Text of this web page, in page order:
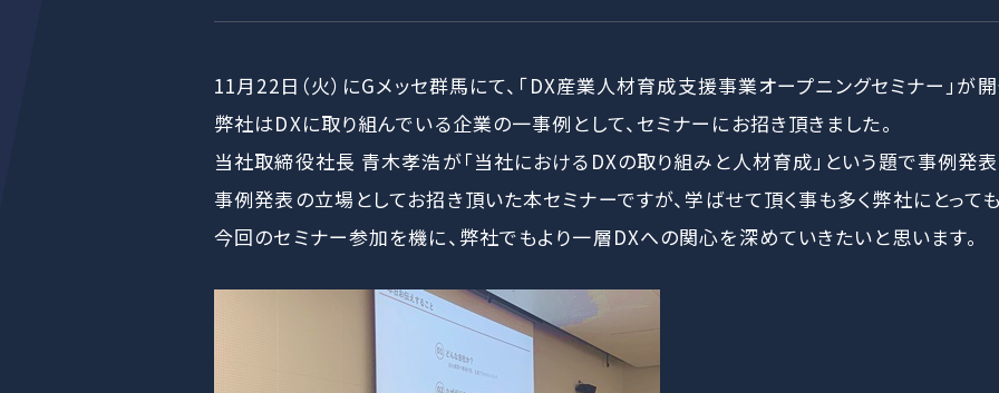
11月22日（火）にGメッセ群馬にて、「DX産業人材育成支援事業オープニングセミナー」が
弊社はDXに取り組んでいる企業の一事例として、セミナーにお招き頂きました。
当社取締役社長 青木孝浩が「当社におけるDXの取り組みと人材育成」という題で事例発表
事例発表の立場としてお招き頂いた本セミナーですが、学ばせて頂く事も多く弊社にとって
今回のセミナー参加を機に、弊社でもより一層DXへの関心を深めていきたいと思います。